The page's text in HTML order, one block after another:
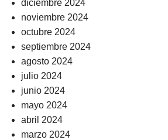
diciembre 2024
noviembre 2024
octubre 2024
septiembre 2024
agosto 2024
julio 2024
junio 2024
mayo 2024
abril 2024
marzo 2024